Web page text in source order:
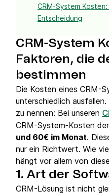
CRM-System
Entscheidung
CRM-System
Faktoren, die
bestimmen
Die Kosten eines CRM-
unterschiedlich
zu nennen: Bei unseren
CRM-System-Kosten
und 60€ im Monat.
nur ein Richtwert. Wie
hängt vor allem von
1. Art der
CRM-Lösung ist nicht